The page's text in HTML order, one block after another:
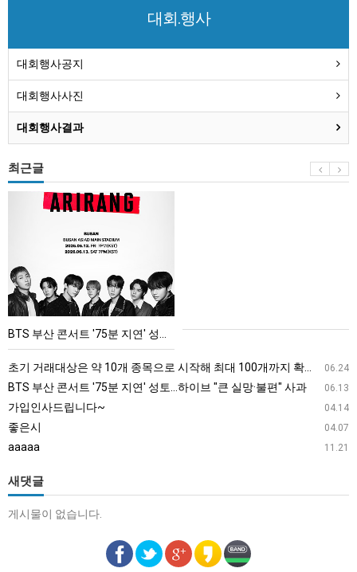
대회.행사
대회행사공지
대회행사사진
대회행사결과
최근글
서
트
'75
분
브
"큰
실
BTS 부산 콘서트 '75분 지연' 성토…하이브 "큰 실망·불편" 사과
06.24
초기 거래대상은 약 10개 종목으로 시작해 최대 100개까지 확대할 방침이다. 구체적인 거래 대상 ETF는 아직 확정되지 않았지만, 시장 대표성이나 거래량을 고려해 선정할 계획이다.
06.13
BTS 부산 콘서트 '75분 지연' 성토…하이브 "큰 실망·불편" 사과
04.14
가입인사드립니다~
04.07
좋은시
11.21
aaaaa
새댓글
게시물이 없습니다.